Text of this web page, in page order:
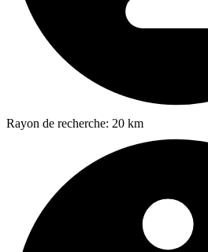
Rayon de recherche: 20 km